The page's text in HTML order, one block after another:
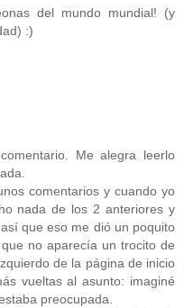
del mundo mundial! (y
:)
Me alegra leerlo
comentarios y cuando yo
nada de los 2 anteriores y
que eso me dió un poquito
no aparecía un trocito de
de la página de inicio
vueltas al asunto: imaginé
preocupada.